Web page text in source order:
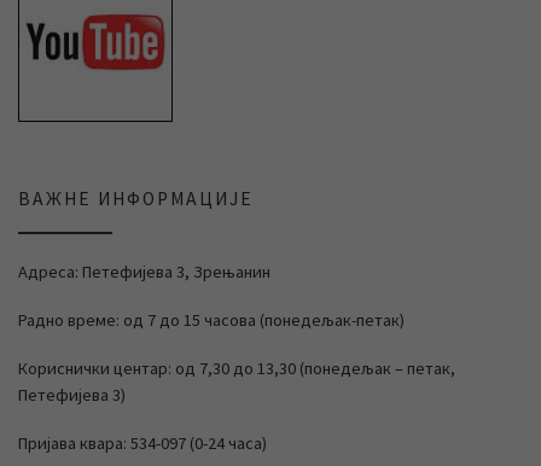
ВАЖНЕ ИНФОРМАЦИЈЕ
Адреса: Петефијева 3, Зрењанин
Радно време: од 7 до 15 часова (понедељак-петак)
Кориснички центар: од 7,30 до 13,30 (понедељак – петак,
Петефијева 3)
Пријава квара: 534-097 (0-24 часа)